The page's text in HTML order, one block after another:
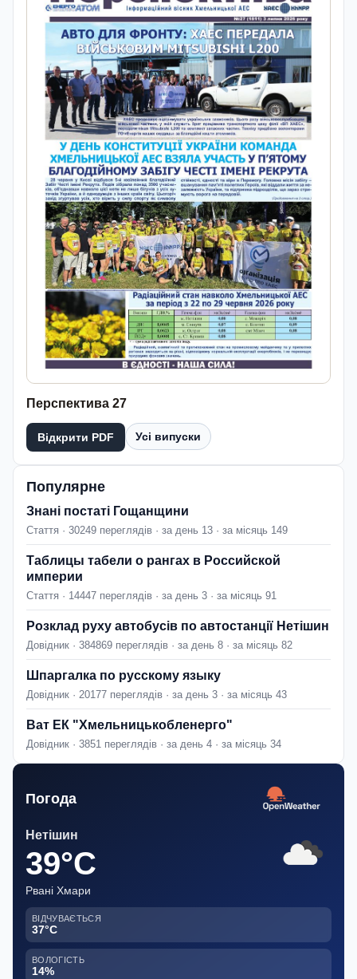
Перспектива 27
Відкрити PDF Усі випуски
Популярне
Знані постаті Гощанщини
Стаття · 30249 переглядів · за день 13 · за місяць 149
Таблицы табели о рангах в Российской
империи
Стаття · 14447 переглядів · за день 3 · за місяць 91
Розклад руху автобусів по автостанції Нетішин
Довідник · 384869 переглядів · за день 8 · за місяць 82
Шпаргалка по русскому языку
Довідник · 20177 переглядів · за день 3 · за місяць 43
Ват ЕК "Хмельницькобленерго"
Довідник · 3851 переглядів · за день 4 · за місяць 34
Погода
Нетішин
39°C
Рвані Хмари
ВІДЧУВАЄТЬСЯ
37°C
ВОЛОГІСТЬ
14%